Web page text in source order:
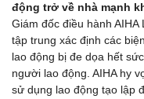
động trở về nhà mạnh
Giám đốc điều hành AIHA
tập trung xác định các
lao động bị đe dọa hết
người lao động. AIHA hy
sử dụng lao động tạo lập